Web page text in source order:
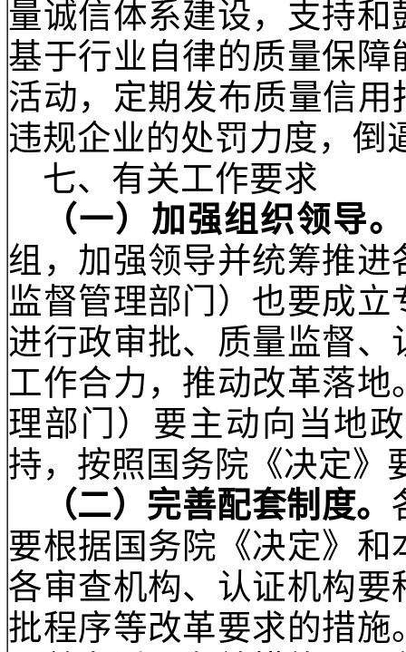
六、多措并举加强事
（一）各省级质监
市、县3级质监部门对
任落实到位。
（二）各级质监部
一公开”的要求，加
单、两库、一细则”，
覆盖范围，对这次取
覆盖。抽查结果依法向
（三）各级质监部
量诚信体系建设，支
基于行业自律的质量
活动，定期发布质量
违规企业的处罚力度